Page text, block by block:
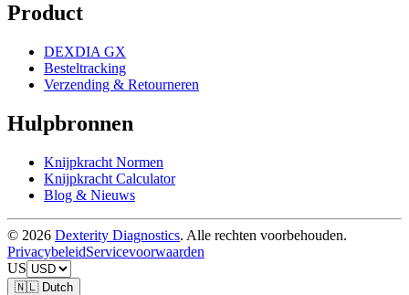
Product
DEXDIA GX
Besteltracking
Verzending & Retourneren
Hulpbronnen
Knijpkracht Normen
Knijpkracht Calculator
Blog & Nieuws
© 2026 Dexterity Diagnostics. Alle rechten voorbehouden.
PrivacybeleidServicevoorwaarden
US
🇳🇱 Dutch